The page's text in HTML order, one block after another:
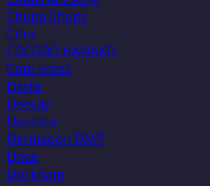
Chupa Chups
Citra
COCORO HANAKO
Cute press
Darlie
Deesay
Dentiste
Dermapon DMP
Dnee
Doi kham